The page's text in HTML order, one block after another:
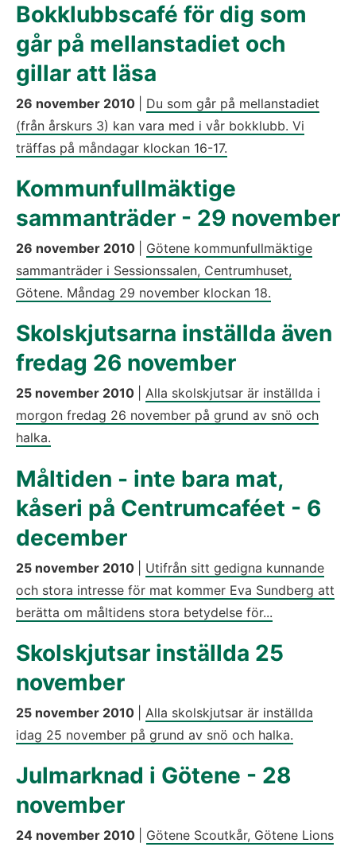
Bokklubbscafé för dig som
går på mellanstadiet och
gillar att läsa
26 november 2010
Du som går på mellanstadiet
(från årskurs 3) kan vara med i vår bokklubb. Vi
träffas på måndagar klockan 16-17.
Kommunfullmäktige
sammanträder - 29 november
26 november 2010
Götene kommunfullmäktige
sammanträder i Sessionssalen, Centrumhuset,
Götene. Måndag 29 november klockan 18.
Skolskjutsarna inställda även
fredag 26 november
25 november 2010
Alla skolskjutsar är inställda i
morgon fredag 26 november på grund av snö och
halka.
Måltiden - inte bara mat,
kåseri på Centrumcaféet - 6
december
25 november 2010
Utifrån sitt gedigna kunnande
och stora intresse för mat kommer Eva Sundberg att
berätta om måltidens stora betydelse för...
Skolskjutsar inställda 25
november
25 november 2010
Alla skolskjutsar är inställda
idag 25 november på grund av snö och halka.
Julmarknad i Götene - 28
november
24 november 2010 Götene Scoutkår, Götene Lions